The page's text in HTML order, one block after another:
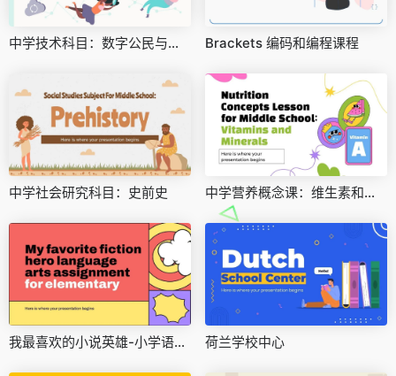
中学技术科目：数字公民与互联网安全 Brackets 编码和编程课程
中学社会研究科目：史前史 中学营养概念课：维生素和矿物质
我最喜欢的小说英雄-小学语言艺术作业 荷兰学校中心